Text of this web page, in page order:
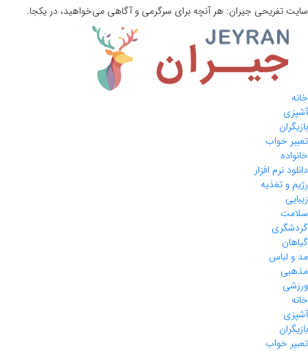
سایت تفریحی جیران: هر آنچه برای سرگرمی و آگاهی می‌خواهید، در یکجا.
خانه
آشپزی
بازیگران
تعبیر خواب
خانواده
دانلود نرم افزار
رژیم و تغذیه
زیبایی
سلامت
گردشگری
گیاهان
مد و لباس
مذهبی
ورزشی
خانه
آشپزی
بازیگران
تعبیر خواب